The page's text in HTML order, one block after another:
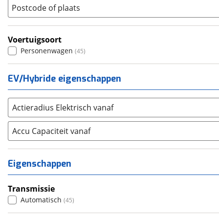
Seat )
SKODA (2643)
Suzuki (2299
Toyota (7504)
Volvo (5328)
Abarth (33)
Aiways (16)
Aixam (34)
Alpina
Alpine (36)
Aston Martin
Audi (4789)
Austin (5)
Spider
Sprint (1)
Stelvio (45)
Tonale (83)
Postcode of plaats
Voertuigsoort
Personenwagen (45)
EV/Hybride eigenschappen
Actieradius Elektrisch vanaf
Accu Capaciteit vanaf
Eigenschappen
Transmissie
Automatisch (45)